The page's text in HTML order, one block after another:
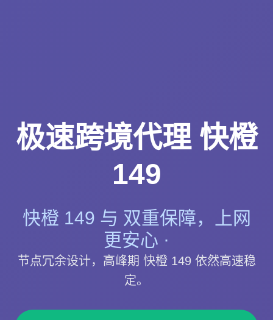
极速跨境代理 快橙
149
快橙 149 与 双重保障，上网
更安心 ·
节点冗余设计，高峰期 快橙 149 依然高速稳
定。